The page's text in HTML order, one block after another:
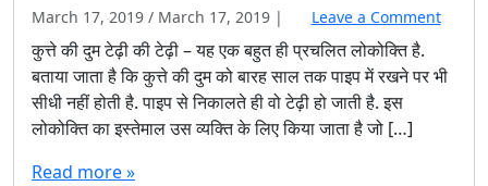
March 17, 2019 / March 17, 2019 | Leave a Comment
कुत्ते की दुम टेढ़ी की टेढ़ी – यह एक बहुत ही प्रचलित लोकोक्ति है.
बताया जाता है कि कुत्ते की दुम को बारह साल तक पाइप में रखने पर भी
सीधी नहीं होती है. पाइप से निकालते ही वो टेढ़ी हो जाती है. इस
लोकोक्ति का इस्तेमाल उस व्यक्ति के लिए किया जाता है जो […]
Read more »